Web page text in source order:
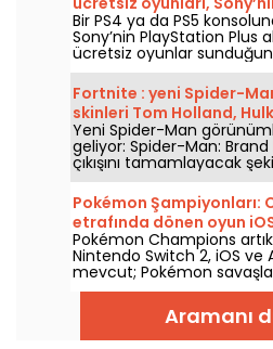
gereken hediyeleri
Bir PS4 ya da PS5
Sony’nin PlayStation Plus
ücretsiz oyunlar
Peki Ağustos 2026’da
Bu ayın seçkisini inceleyin.
Fortnite : yeni Spider-
skinleri Tom Holland,
geliyor
Yeni Spider-Man
geliyor: Spider-Man:
çıkışını tamamlayacak
Epic Games’in oyununda
kostümünü tekrar giyecek;
ile birlikte 31 Temmuz
sahnede olacak.
Pokémon Şampiyonları:
etrafında dönen oyun
mevcut
Pokémon Champions
Nintendo Switch 2, iOS ve
mevcut; Pokémon
stratejiye odaklanan bir
yeni bölüm, konsol
2026'daki çıkışının
Haziran 2026'da
Aramanı